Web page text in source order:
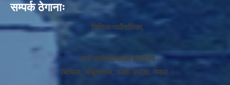
सम्पर्क ठेगानाः
चिचिला गाउँपालिका,
गाउँ कार्यपालिकाको कार्यालय
चिचिला, संखुवासभा, कोशी प्रदेश, नेपाल ।